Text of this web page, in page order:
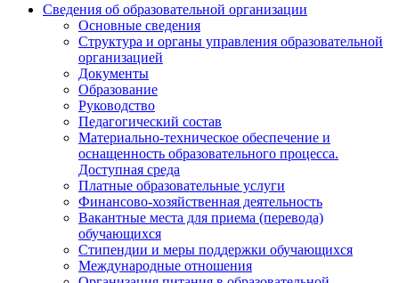
Сведения об образовательной организации
Основные сведения
Структура и органы управления образовательной
организацией
Документы
Образование
Руководство
Педагогический состав
Материально-техническое обеспечение и
оснащенность образовательного процесса.
Доступная среда
Платные образовательные услуги
Финансово-хозяйственная деятельность
Вакантные места для приема (перевода)
обучающихся
Стипендии и меры поддержки обучающихся
Международные отношения